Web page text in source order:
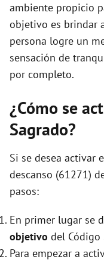
ambiente propicio
objetivo es brindar
persona logre un
sensación de
por completo.
¿Cómo se
Sagrado?
Si se desea activar
descanso (61271)
pasos:
En primer lugar se
objetivo del Código
Para empezar a